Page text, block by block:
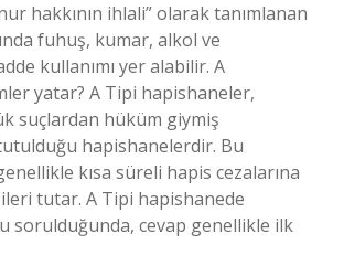
hakkının ihlali” olarak tanımlanan
fuhuş, kumar, alkol ve
kullanımı yer alabilir. A
yatar? A Tipi hapishaneler,
suçlardan hüküm giymiş
hapishanelerdir. Bu
kısa süreli hapis cezalarına
tutar. A Tipi hapishanede
sorulduğunda, cevap genellikle ilk